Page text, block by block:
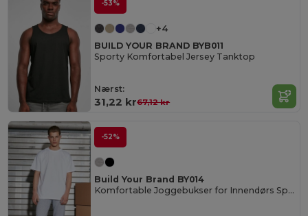
-53%
+4
BUILD YOUR BRAND BYB011
Sporty Komfortabel Jersey Tanktop
Nærst:
31,22 kr67,12 kr
-52%
Build Your Brand BY014
Komfortable Joggebukser for Innendørs Sport